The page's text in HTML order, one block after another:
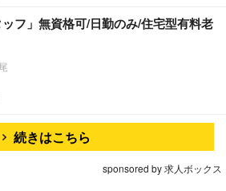
ッフ」無資格可/日勤のみ/住宅型有料老
続きはこちら
sponsored by 求人ボックス